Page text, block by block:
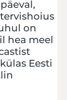
on
hea meel
Eesti